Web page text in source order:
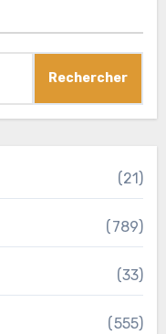
Rechercher
(21)
(789)
(33)
(555)